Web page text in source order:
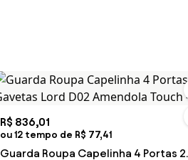
R$ 836,01
ou 12 tempo de R$ 77,41
Guarda Roupa Capelinha 4 Portas 2